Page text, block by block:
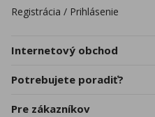
Registrácia / Prihlásenie
Internetový obchod
Potrebujete poradiť?
Pre zákazníkov